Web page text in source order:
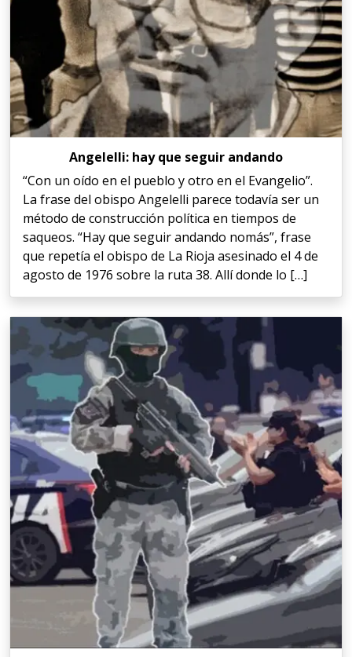
Angelelli: hay que seguir andando
“Con un oído en el pueblo y otro en el Evangelio”.
La frase del obispo Angelelli parece todavía ser un
método de construcción política en tiempos de
saqueos. “Hay que seguir andando nomás”, frase
que repetía el obispo de La Rioja asesinado el 4 de
agosto de 1976 sobre la ruta 38. Allí donde lo […]